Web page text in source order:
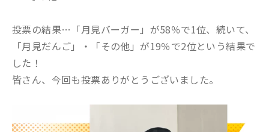
投票の結果…「月見バーガー」が58％で1位、続いて、
「月見だんご」・「その他」が19％で2位という結果で
した！
皆さん、今回も投票ありがとうございました。